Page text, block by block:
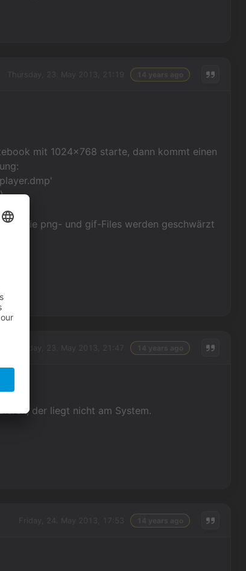
mit 1024x768 starte, dann kommt einen
die png- und gif-Files werden geschwärzt
der liegt nicht am System.